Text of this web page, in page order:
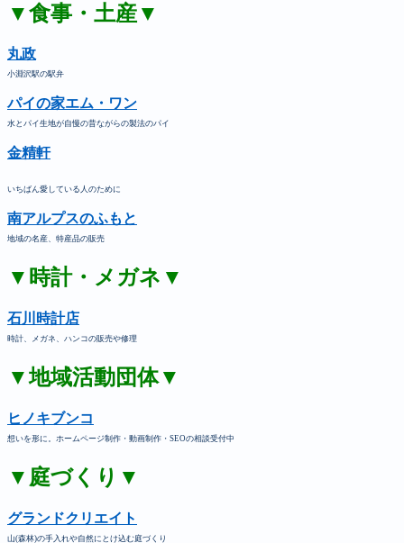
▼食事・土産▼
丸政
小淵沢駅の駅弁
パイの家エム・ワン
水とパイ生地が自慢の昔ながらの製法のパイ
金精軒
いちばん愛している人のために
南アルプスのふもと
地域の名産、特産品の販売
▼時計・メガネ▼
石川時計店
時計、メガネ、ハンコの販売や修理
▼地域活動団体▼
ヒノキブンコ
想いを形に。ホームページ制作・動画制作・SEOの相談受付中
▼庭づくり▼
グランドクリエイト
山(森林)の手入れや自然にとけ込む庭づくり